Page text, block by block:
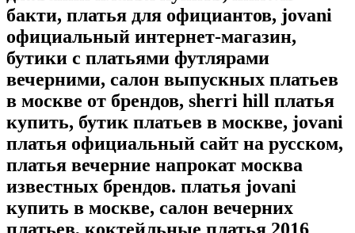
бакти, платья для официантов, jovani
официальный интернет-магазин,
бутики с платьями футлярами
вечерними, салон выпускных платьев
в москве от брендов, sherri hill платья
купить, бутик платьев в москве, jovani
платья официальный сайт на русском,
платья вечерние напрокат москва
известных брендов. платья jovani
купить в москве, салон вечерних